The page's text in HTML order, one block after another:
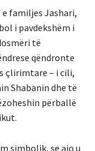
familjes Jashari,
i pavdekshëm i
të
qëndronte
çlirimtare – i cili,
Shabanin dhe të
përballë
simbolik, se ajo u